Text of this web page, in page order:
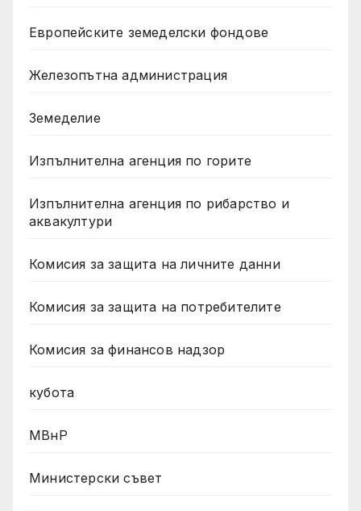
Европейските земеделски фондове
Железопътна администрация
Земеделие
Изпълнителна агенция по горите
Изпълнителна агенция по рибарство и
аквакултури
Комисия за защита на личните данни
Комисия за защита на потребителите
Комисия за финансов надзор
кубота
МВнР
Министерски съвет